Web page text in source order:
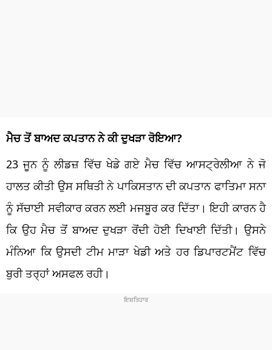
ਮੈਚ ਤੋਂ ਬਾਅਦ ਕਪਤਾਨ ਨੇ ਕੀ ਦੁਖੜਾ ਰੋਇਆ?
23 ਜੂਨ ਨੂੰ ਲੀਡਜ਼ ਵਿੱਚ ਖੇਡੇ ਗਏ ਮੈਚ ਵਿੱਚ ਆਸਟ੍ਰੇਲੀਆ ਨੇ ਜੋ
ਹਾਲਤ ਕੀਤੀ ਉਸ ਸਥਿਤੀ ਨੇ ਪਾਕਿਸਤਾਨ ਦੀ ਕਪਤਾਨ ਫਾਤਿਮਾ ਸਨਾ
ਨੂੰ ਸੱਚਾਈ ਸਵੀਕਾਰ ਕਰਨ ਲਈ ਮਜਬੂਰ ਕਰ ਦਿੱਤਾ। ਇਹੀ ਕਾਰਨ ਹੈ
ਕਿ ਉਹ ਮੈਚ ਤੋਂ ਬਾਅਦ ਦੁਖੜਾ ਰੋਂਦੀ ਹੋਈ ਦਿਖਾਈ ਦਿੱਤੀ। ਉਸਨੇ
ਮੰਨਿਆ ਕਿ ਉਸਦੀ ਟੀਮ ਮਾੜਾ ਖੇਡੀ ਅਤੇ ਹਰ ਡਿਪਾਰਟਮੈਂਟ ਵਿੱਚ
ਬੁਰੀ ਤਰ੍ਹਾਂ ਅਸਫਲ ਰਹੀ।